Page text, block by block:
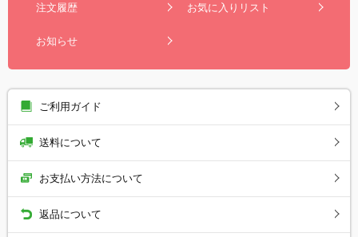
注文履歴 お気に入りリスト
お知らせ
ご利用ガイド
送料について
お支払い方法について
返品について